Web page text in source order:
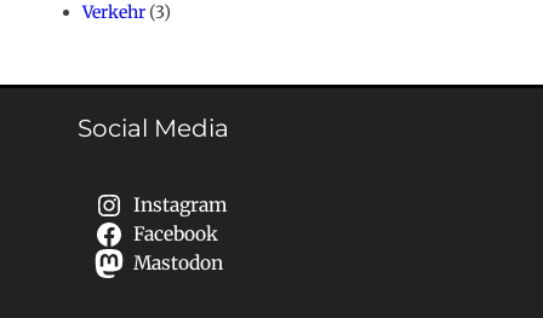
Verkehr (3)
Social Media
Instagram
Facebook
Mastodon